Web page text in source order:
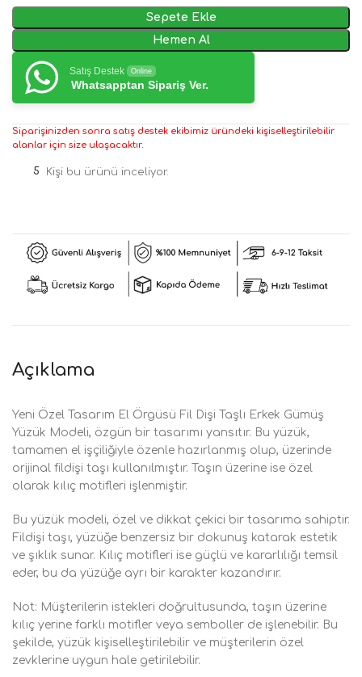
Sepete Ekle
Hemen Al
Satış Destek Online
Whatsapptan Sipariş Ver.
Siparişinizden sonra satış destek ekibimiz üründeki kişiselleştirilebilir
alanlar için size ulaşacaktır.
5 Kişi bu ürünü inceliyor.
Açıklama
Yeni Özel Tasarım El Örgüsü Fil Dişi Taşlı Erkek Gümüş
Yüzük Modeli, özgün bir tasarımı yansıtır. Bu yüzük,
tamamen el işçiliğiyle özenle hazırlanmış olup, üzerinde
orijinal fildişi taşı kullanılmıştır. Taşın üzerine ise özel
olarak kılıç motifleri işlenmiştir.
Bu yüzük modeli, özel ve dikkat çekici bir tasarıma sahiptir.
Fildişi taşı, yüzüğe benzersiz bir dokunuş katarak estetik
ve şıklık sunar. Kılıç motifleri ise güçlü ve kararlılığı temsil
eder, bu da yüzüğe ayrı bir karakter kazandırır.
Not: Müşterilerin istekleri doğrultusunda, taşın üzerine
kılıç yerine farklı motifler veya semboller de işlenebilir. Bu
şekilde, yüzük kişiselleştirilebilir ve müşterilerin özel
zevklerine uygun hale getirilebilir.